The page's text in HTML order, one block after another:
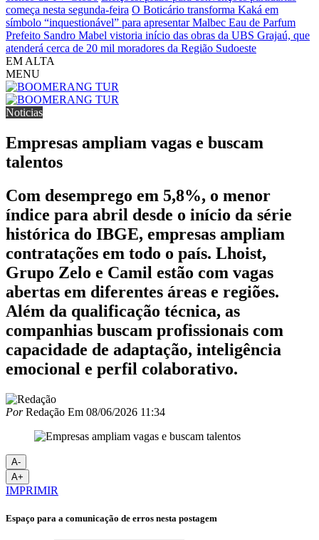
começa nesta segunda-feira O Boticário transforma Kaká em
símbolo “inquestionável” para apresentar Malbec Eau de Parfum
Prefeito Sandro Mabel vistoria início das obras da UBS Grajaú, que
atenderá cerca de 20 mil moradores da Região Sudoeste
EM ALTA
MENU
Noticias
Empresas ampliam vagas e buscam
talentos
Com desemprego em 5,8%, o menor
índice para abril desde o início da série
histórica do IBGE, empresas ampliam
contratações em todo o país. Lhoist,
Grupo Zelo e Camil estão com vagas
abertas em diferentes áreas e regiões.
Além da qualificação técnica, as
companhias buscam profissionais com
capacidade de adaptação, inteligência
emocional e perfil colaborativo.
PorRedação Em 08/06/2026 11:34
A-
A+
IMPRIMIR
Espaço para a comunicação de erros nesta postagem